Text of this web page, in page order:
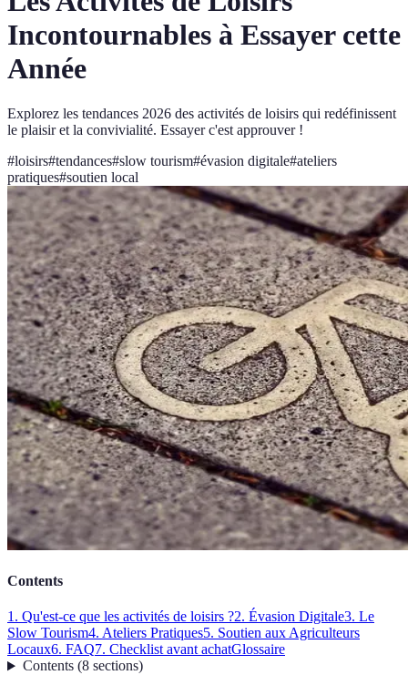
Incontournables à Essayer cette
Année
Explorez les tendances 2026 des activités de loisirs qui redéfinissent
le plaisir et la convivialité. Essayer c'est approuver !
#loisirs#tendances#slow tourism#évasion digitale#ateliers
pratiques#soutien local
Contents
1. Qu'est-ce que les activités de loisirs ?2. Évasion Digitale3. Le
Slow Tourism4. Ateliers Pratiques5. Soutien aux Agriculteurs
Locaux6. FAQ7. Checklist avant achatGlossaire
Contents(8 sections)